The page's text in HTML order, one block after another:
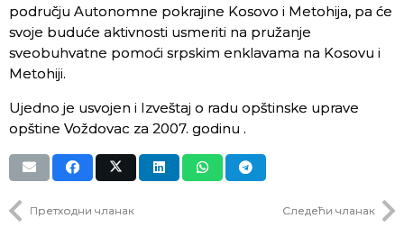
području Autonomne pokrajine Kosovo i Metohija, pa će
svoje buduće aktivnosti usmeriti na pružanje
sveobuhvatne pomoći srpskim enklavama na Kosovu i
Metohiji.
Ujedno je usvojen i Izveštaj o radu opštinske uprave
opštine Voždovac za 2007. godinu .
Претходни чланак Следећи чланак